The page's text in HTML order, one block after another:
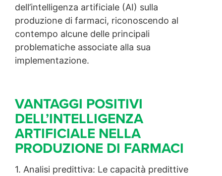
dell’intelligenza artificiale (AI) sulla
produzione di farmaci, riconoscendo al
contempo alcune delle principali
problematiche associate alla sua
implementazione.
VANTAGGI POSITIVI
DELL’INTELLIGENZA
ARTIFICIALE NELLA
PRODUZIONE DI FARMACI
1. Analisi predittiva: Le capacità predittive